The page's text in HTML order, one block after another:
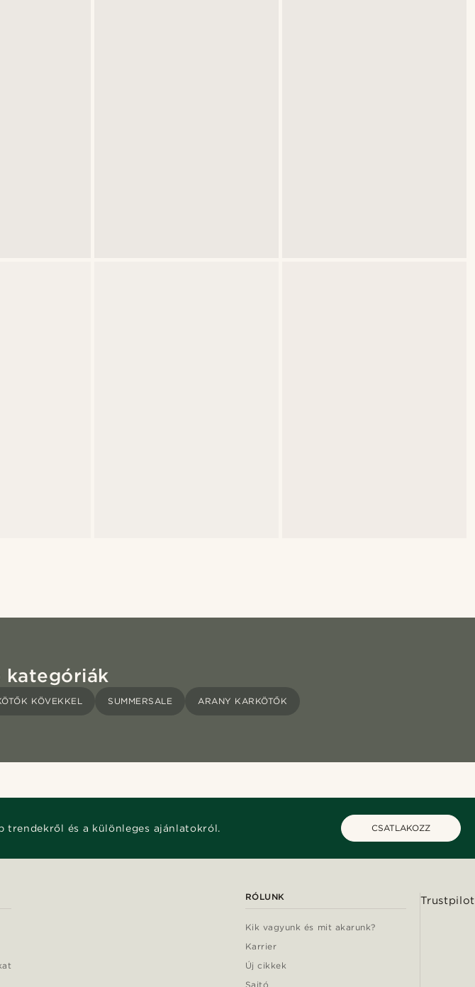
kategóriák
KÖVEKKEL SUMMERSALE ARANY KARKÖTŐK
trendekről és a különleges ajánlatokról. CSATLAKOZZ
RÓLUNK
Kik vagyunk és mit akarunk?
Karrier
Új cikkek
Sajtó
Trustpilot